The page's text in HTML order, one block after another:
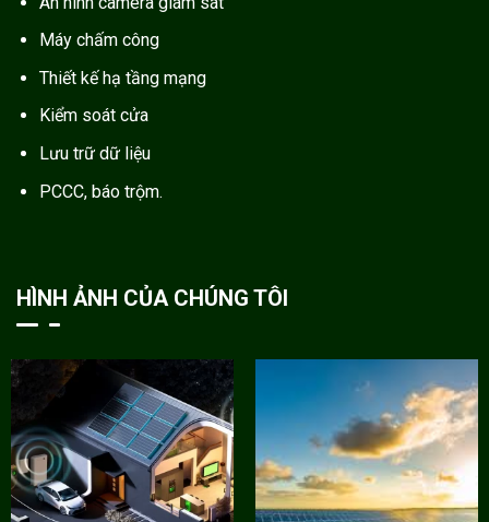
Máy chấm công
Thiết kế hạ tầng mạng
Kiểm soát cửa
Lưu trữ dữ liệu
PCCC, báo trộm.
HÌNH ẢNH CỦA CHÚNG TÔI